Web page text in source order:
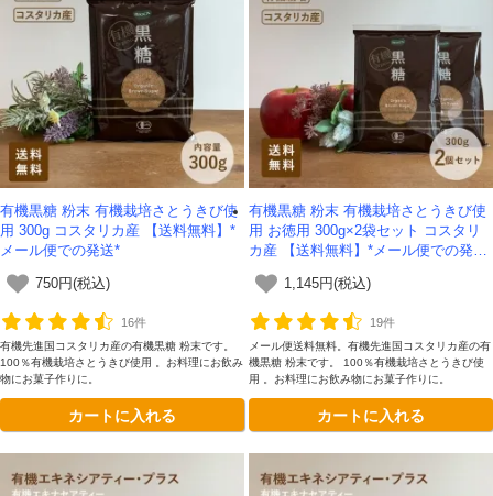
有機黒糖 粉末 有機栽培さとうきび使
用 300g コスタリカ産 【送料無料】*
メール便での発送*
750円(税込)
16件
有機先進国コスタリカ産の有機黒糖 粉末です。
100％有機栽培さとうきび使用 。お料理にお飲み
物にお菓子作りに。
カートに入れる
有機黒糖 粉末 有機栽培さとうきび使
用 お徳用 300g×2袋セット コスタリ
カ産 【送料無料】*メール便での発送
1,145円(税込)
19件
メール便送料無料。有機先進国コスタリカ産の有
機黒糖 粉末です。 100％有機栽培さとうきび使
用 。お料理にお飲み物にお菓子作りに。
カートに入れる